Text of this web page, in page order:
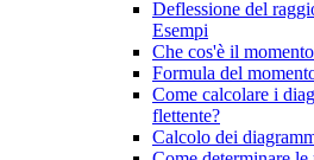
Deflessione del
Esempi
Che cos'è il
Formula del
Come calcolare i
flettente?
Calcolo dei